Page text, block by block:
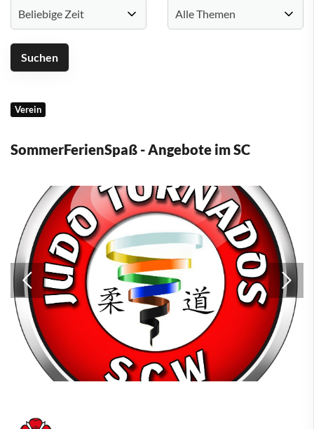
Verein
SommerFerienSpaß - Angebote im SC